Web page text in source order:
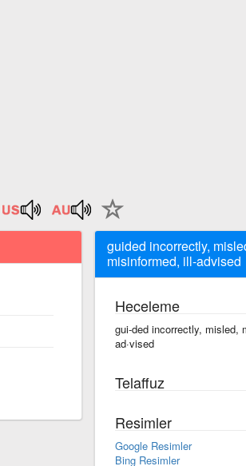
guided incorrectly,
misinformed, ill-advised
Heceleme
gui-ded incorrectly, misled,
ad·vised
Telaffuz
Resimler
Google Resimler
Bing Resimler